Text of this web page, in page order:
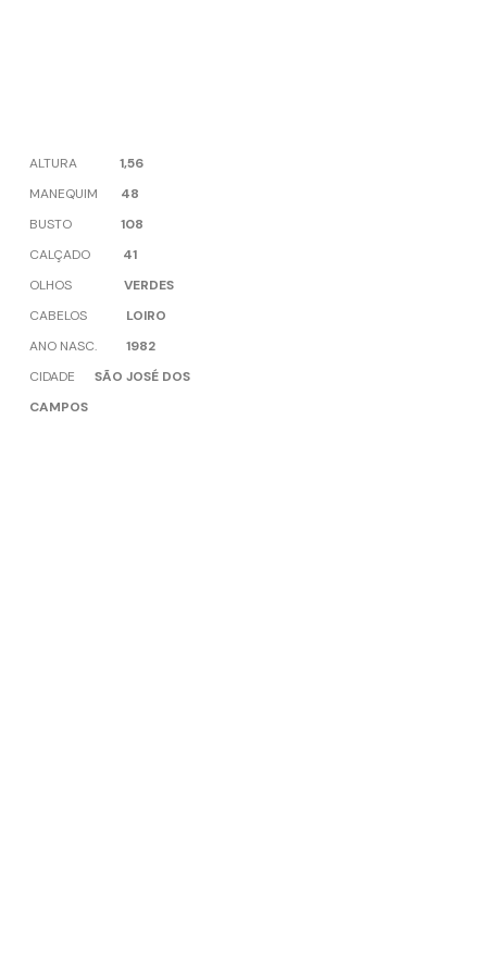
ALTURA 1,56
MANEQUIM
48
BUSTO
108
CALÇADO
41
OLHOS
VERDES
CABELOS
LOIRO
ANO NASC. 1982
CIDADE SÃO JOSÉ DOS
CAMPOS